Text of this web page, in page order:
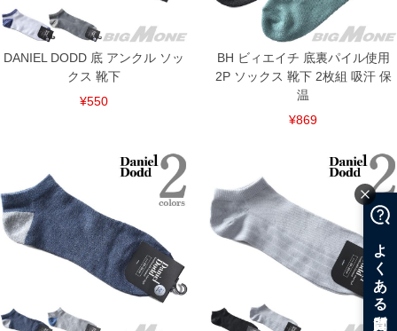
※商品によって若干のサイズの誤差がございます。また、お客様がご使用の環境（コ
ンピュータ画面）によって、商品の色味が若干異なる場合がございます。予めご了承
※当店での掲載商品は、実店鋪と在庫を共用しておりますので店頭での売り違い、店
舗からのお取り寄せ等により、お客様にご迷惑をお掛けしてしまう場合がございま
す。そのようなことがない様最大限に努めておりますが、もしあった場合速やかにご
連絡させて頂きますので予めご了承ください。
DANIEL DODD 底 アンクル ソッ
クス 靴下
¥550
BH ビィエイチ 底裏パイル使用
2P ソックス 靴下 2枚組 吸汗 保
温
¥869